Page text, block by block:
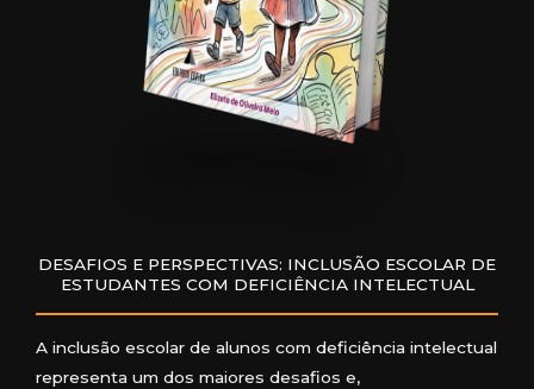
DESAFIOS E PERSPECTIVAS: INCLUSÃO ESCOLAR DE
ESTUDANTES COM DEFICIÊNCIA INTELECTUAL
A inclusão escolar de alunos com deficiência intelectual
representa um dos maiores desafios e,